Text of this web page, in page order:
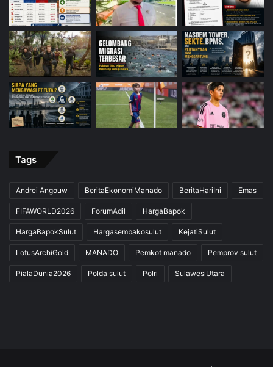
Tags
Andrei Angouw BeritaEkonomiManado BeritaHariIni Emas
FIFAWORLD2026 ForumAdil HargaBapok
HargaBapokSulut Hargasembakosulut KejatiSulut
LotusArchiGold MANADO Pemkot manado Pemprov sulut
PialaDunia2026 Polda sulut Polri SulawesiUtara